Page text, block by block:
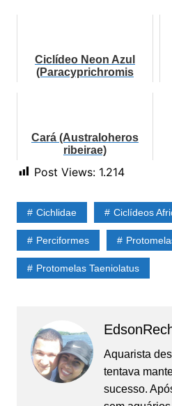
Ciclídeo Neon Azul
(Paracyprichromis
Cará (Australoheros
ribeirae)
Post Views: 1.214
Cichlidae Ciclídeos
Perciformes
Protomelas Taeniolatus
Aquarista
tentava
sucesso.